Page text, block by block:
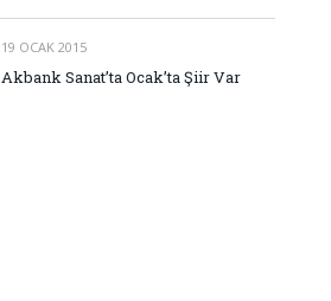
19 OCAK 2015
Akbank Sanat’ta Ocak’ta Şiir Var